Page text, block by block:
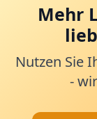
Mehr
Nutzen Sie
-